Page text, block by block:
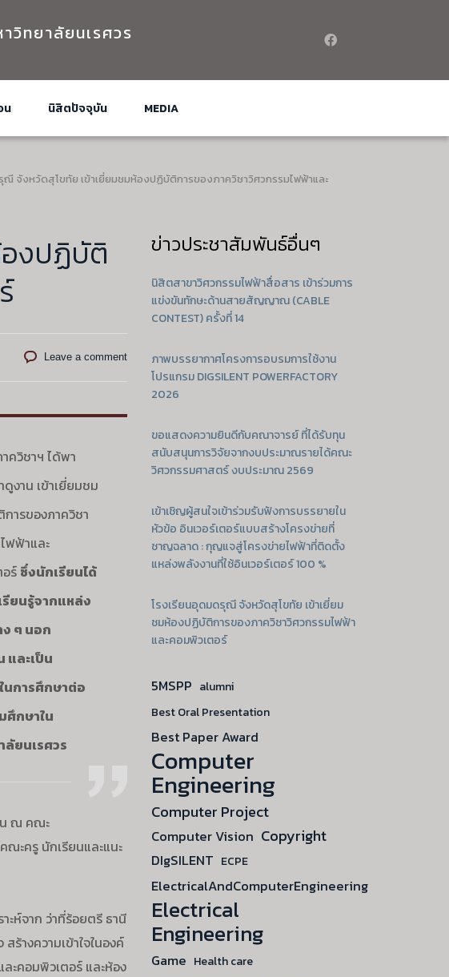
วิทยาลัยนเรศวร
น นิสิตปัจจุบัน MEDIA
ณี จังหวัดสุโขทัย เข้าเยี่ยมชมห้องปฏิบัติการของภาควิชาวิศวกรรมไฟฟ้าและ
องปฏิบัติ
Leave a comment
ควิชาฯ ได้พา
งาน เข้าเยี่ยมชม
ารของภาควิชา
ฟฟ้าและ
ร์ ซึ่งนักเรียนได้
รียนรู้จากแหล่ง
ง ๆ นอก
และเป็น
นการศึกษาต่อ
ศึกษาใน
ลัยนเรศวร
น ณ คณะ
ะครู นักเรียนและแนะ
ห์จาก ว่าที่ร้อยตรี ธานี
างความเข้าใจในองค์
ะคอมพิวเตอร์ และห้อง
ข่าวประชาสัมพันธ์อื่นๆ
นิสิตสาขาวิศวกรรมไฟฟ้าสื่อสาร เข้าร่วมการ
แข่งขันทักษะด้านสายสัญญาณ (CABLE
CONTEST) ครั้งที่ 14
ภาพบรรยากาศโครงการอบรมการใช้งาน
โปรแกรม DIGSILENT POWERFACTORY
2026
ขอแสดงความยินดีกับคณาจารย์ ที่ได้รับทุน
สนับสนุนการวิจัยจากงบประมาณรายได้คณะ
วิศวกรรมศาสตร์ งบประมาณ 2569
เข้าเชิญผู้สนใจเข้าร่วมรับฟังการบรรยายใน
หัวข้อ อินเวอร์เตอร์แบบสร้างโครงข่ายที่
ชาญฉลาด : กุญแจสู่โครงข่ายไฟฟ้าที่ติดตั้ง
แหล่งพลังงานที่ใช้อินเวอร์เตอร์ 100 %
โรงเรียนอุดมดรุณี จังหวัดสุโขทัย เข้าเยี่ยม
ชมห้องปฏิบัติการของภาควิชาวิศวกรรมไฟฟ้า
และคอมพิวเตอร์
5MSPP alumni
Best Oral Presentation
Best Paper Award
Computer
Engineering
Computer Project
Computer Vision Copyright
DIgSILENT ECPE
ElectricalAndComputerEngineering
Electrical
Engineering
Game Health care